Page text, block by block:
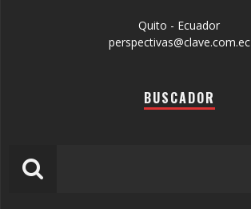
Quito - Ecuador
perspectivas@clave.com.ec
BUSCADOR